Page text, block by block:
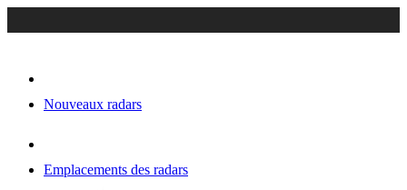
Nouveaux radars
Emplacements des radars